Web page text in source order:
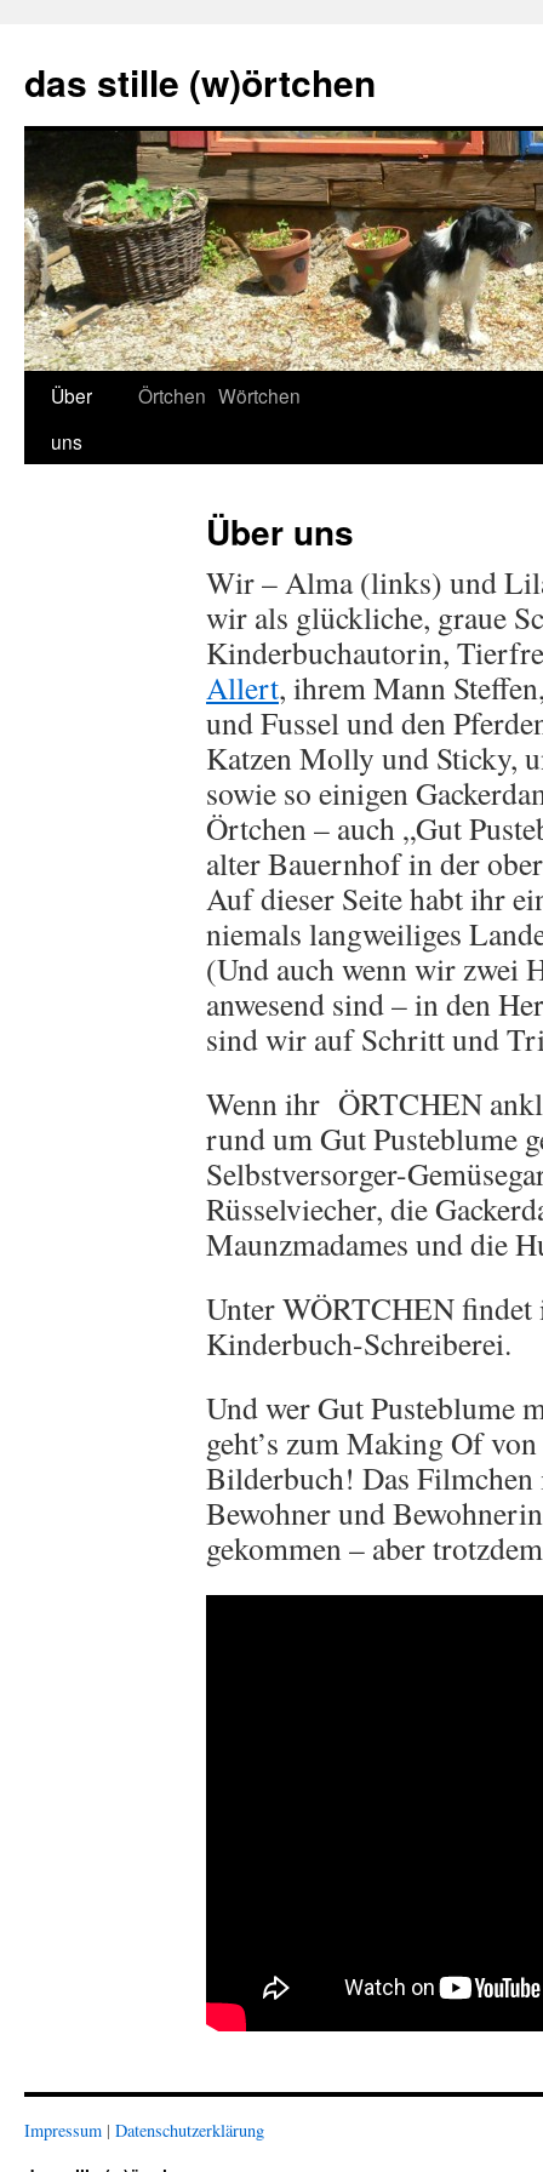
springen
das stille (w)örtchen
Über
uns
Örtchen Wörtchen
Über uns
Wir – Alma (links) und
wir als glückliche, graue
Kinderbuchautorin,
Allert, ihrem Mann
und Fussel und den
Katzen Molly und Sticky,
sowie so einigen
Örtchen – auch „Gut
alter Bauernhof in der
Auf dieser Seite habt ihr
niemals langweiliges
(Und auch wenn wir zwei
anwesend sind – in den
sind wir auf Schritt und
Wenn ihr ÖRTCHEN
rund um Gut Pusteblume
Selbstversorger-
Rüsselviecher, die
Maunzmadames und die
Unter WÖRTCHEN findet
Kinderbuch-Schreiberei.
Und wer Gut Pusteblume
geht’s zum Making Of
Bilderbuch! Das Filmchen
Bewohner und
gekommen – aber
Impressum | Datenschutzerklärung